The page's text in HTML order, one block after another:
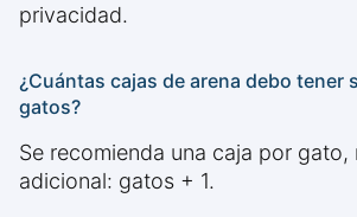
privacidad.
¿Cuántas cajas de arena debo tener
gatos?
Se recomienda una caja por gato,
adicional: gatos + 1.